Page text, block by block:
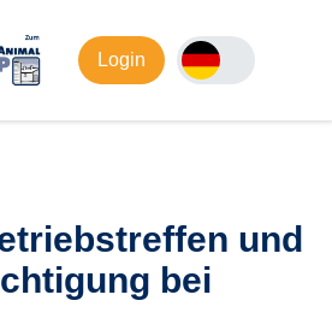
Login
und
bei